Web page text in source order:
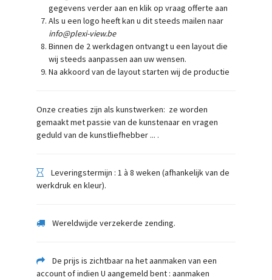
gegevens verder aan en klik op vraag offerte aan
Als u een logo heeft kan u dit steeds mailen naar
info@plexi-view.be
Binnen de 2 werkdagen ontvangt u een layout die
wij steeds aanpassen aan uw wensen.
Na akkoord van de layout starten wij de productie
Onze creaties zijn als kunstwerken: ze worden
gemaakt met passie van de kunstenaar en vragen
geduld van de kunstliefhebber ... .
Leveringstermijn : 1 à 8 weken (afhankelijk van de
werkdruk en kleur).
Wereldwijde verzekerde zending.
De prijs is zichtbaar na het aanmaken van een
account of indien U aangemeld bent : aanmaken